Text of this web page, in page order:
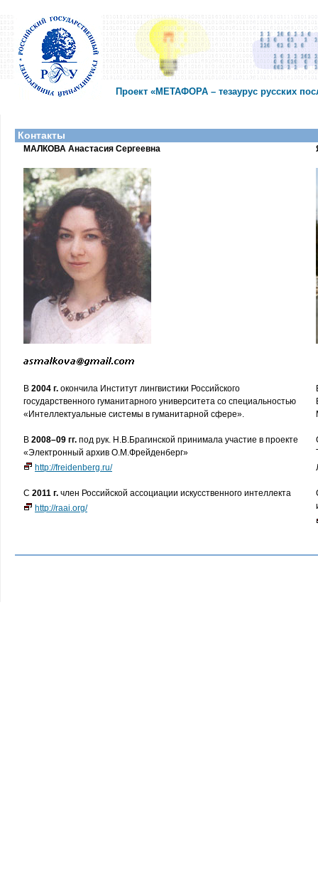
Проект «МЕТАФОРА – тезаурус русских
Контакты
МАЛКОВА Анастасия Сергеевна
В 2004 г. окончила Институт лингвистики Российского
государственного гуманитарного университета со специальностью
«Интеллектуальные системы в гуманитарной сфере».
В 2008–09 гг. под рук. Н.В.Брагинской принимала участие в проекте
«Электронный архив О.М.Фрейденберг»
http://freidenberg.ru/
С 2011 г. член Российской ассоциации искусственного интеллекта
http://raai.org/